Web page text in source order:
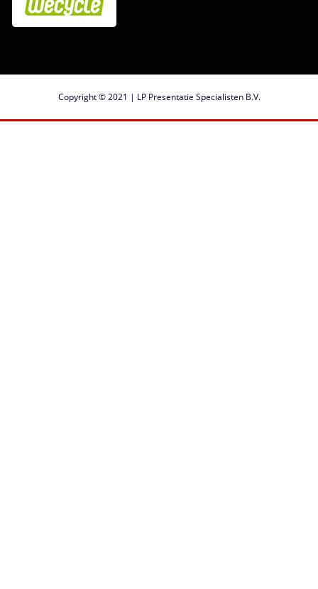
Copyright © 2021 | LP Presentatie Specialisten B.V.